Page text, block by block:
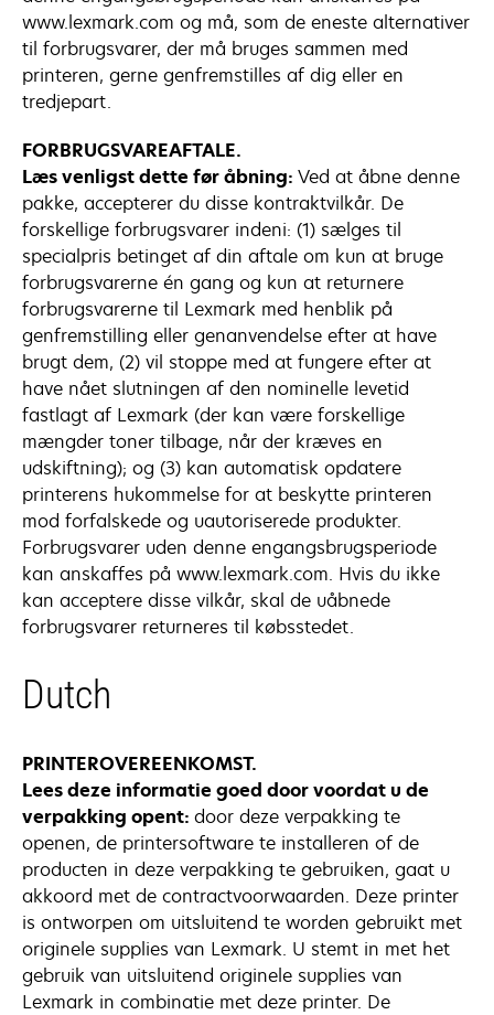
www.lexmark.com og må, som de eneste alternativer
til forbrugsvarer, der må bruges sammen med
printeren, gerne genfremstilles af dig eller en
tredjepart.
FORBRUGSVAREAFTALE.
Læs venligst dette før åbning: Ved at åbne denne
pakke, accepterer du disse kontraktvilkår. De
forskellige forbrugsvarer indeni: (1) sælges til
specialpris betinget af din aftale om kun at bruge
forbrugsvarerne én gang og kun at returnere
forbrugsvarerne til Lexmark med henblik på
genfremstilling eller genanvendelse efter at have
brugt dem, (2) vil stoppe med at fungere efter at
have nået slutningen af den nominelle levetid
fastlagt af Lexmark (der kan være forskellige
mængder toner tilbage, når der kræves en
udskiftning); og (3) kan automatisk opdatere
printerens hukommelse for at beskytte printeren
mod forfalskede og uautoriserede produkter.
Forbrugsvarer uden denne engangsbrugsperiode
kan anskaffes på www.lexmark.com. Hvis du ikke
kan acceptere disse vilkår, skal de uåbnede
forbrugsvarer returneres til købsstedet.
Dutch
PRINTEROVEREENKOMST.
Lees deze informatie goed door voordat u de
verpakking opent: door deze verpakking te
openen, de printersoftware te installeren of de
producten in deze verpakking te gebruiken, gaat u
akkoord met de contractvoorwaarden. Deze printer
is ontworpen om uitsluitend te worden gebruikt met
originele supplies van Lexmark. U stemt in met het
gebruik van uitsluitend originele supplies van
Lexmark in combinatie met deze printer. De